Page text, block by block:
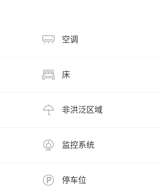
空调
床
非洪泛区域
监控系统
停车位